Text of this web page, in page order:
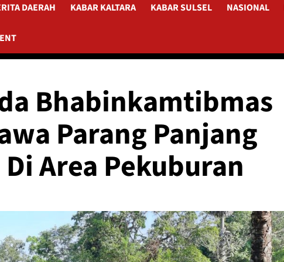
DAERAH KABAR KALTARA KABAR SULSEL NASIONAL
Bhabinkamtibmas
Parang Panjang
Area Pekuburan